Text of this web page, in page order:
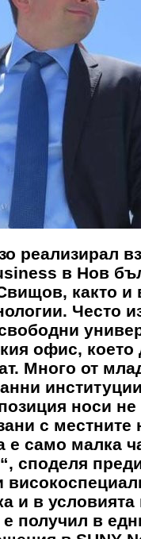
реализирал
в Нов
както и
Често
офис,
Много от
носи
с
само малка
споделя
и в условията
получил в